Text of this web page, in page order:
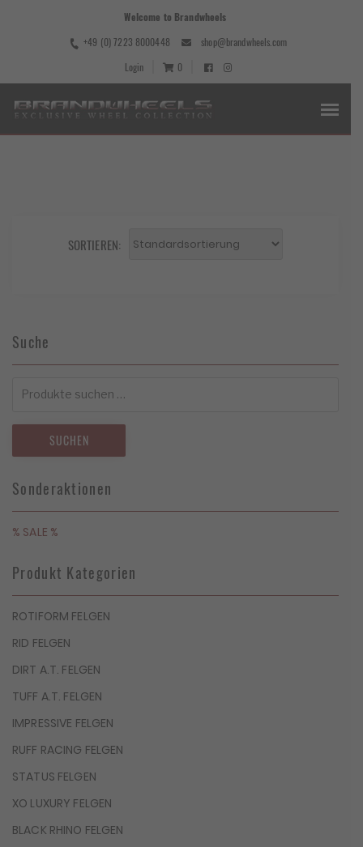
Welcome to Brandwheels
+49 (0) 7223 8000448
shop@brandwheels.com
Login
0
SORTIEREN:
Suche
nach:
SUCHEN
Sonderaktionen
% SALE %
Produkt Kategorien
ROTIFORM FELGEN
RID FELGEN
DIRT A.T. FELGEN
TUFF A.T. FELGEN
IMPRESSIVE FELGEN
RUFF RACING FELGEN
STATUS FELGEN
XO LUXURY FELGEN
BLACK RHINO FELGEN